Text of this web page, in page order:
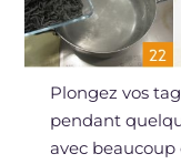
Plongez vos
pendant
avec